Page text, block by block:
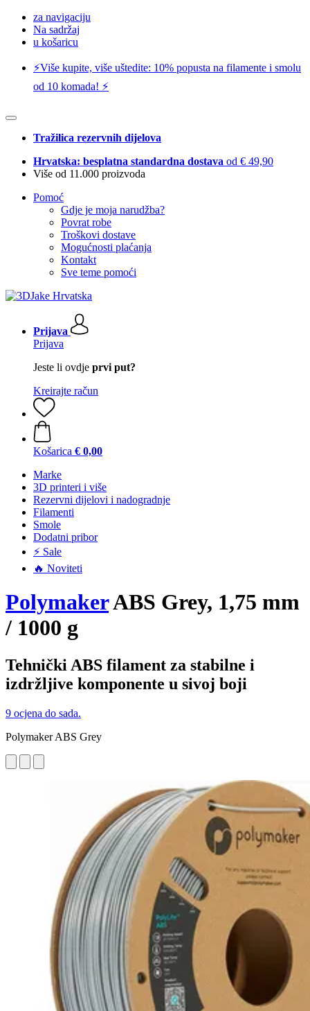
za navigaciju
Na sadržaj
u košaricu
⚡️Više kupite, više uštedite: 10% popusta na filamente i smolu
od 10 komada! ⚡️
Tražilica rezervnih dijelova
Hrvatska: besplatna standardna dostava od € 49,90
Više od 11.000 proizvoda
Pomoć
Gdje je moja narudžba?
Povrat robe
Troškovi dostave
Mogućnosti plaćanja
Kontakt
Sve teme pomoći
Prijava
Prijava
Jeste li ovdje prvi put?
Kreirajte račun
Košarica € 0,00
Marke
3D printeri i više
Rezervni dijelovi i nadogradnje
Filamenti
Smole
Dodatni pribor
⚡ Sale
🔥 Noviteti
PolymakerABS Grey, 1,75 mm
/ 1000 g
Tehnički ABS filament za stabilne i
izdržljive komponente u sivoj boji
9 ocjena do sada.
Polymaker ABS Grey